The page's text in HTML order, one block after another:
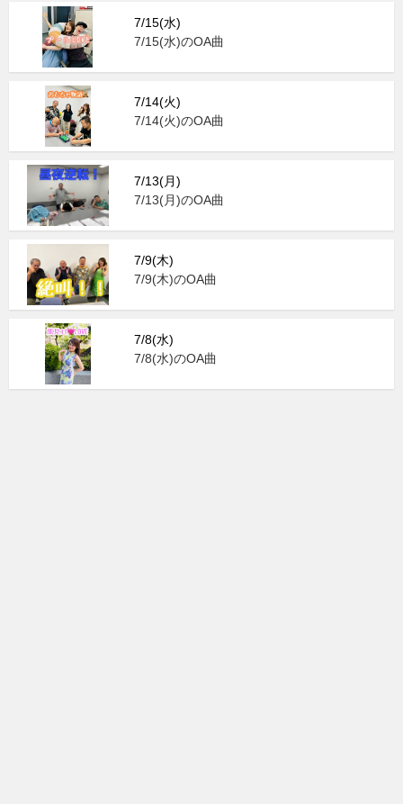
7/15(水)
7/15(水)のOA曲
7/14(火)
7/14(火)のOA曲
7/13(月)
7/13(月)のOA曲
7/9(木)
7/9(木)のOA曲
7/8(水)
7/8(水)のOA曲